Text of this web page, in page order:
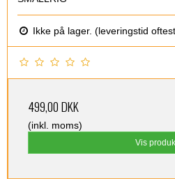
Ikke på lager. (leveringstid
499,00 DKK
(inkl. moms)
Vis